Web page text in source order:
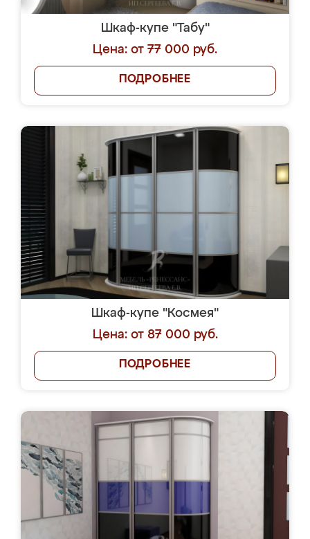
Шкаф-купе "Табу"
Цена: от 77 000 руб.
ПОДРОБНЕЕ
Шкаф-купе "Космея"
Цена: от 87 000 руб.
ПОДРОБНЕЕ